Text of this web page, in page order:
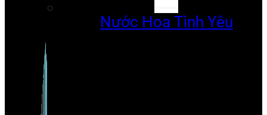
Nước Hoa Tình Yêu